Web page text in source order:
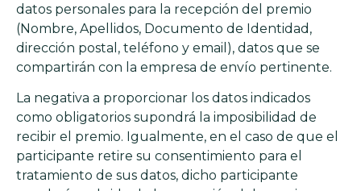
datos personales para la recepción del premio
(Nombre, Apellidos, Documento de Identidad,
dirección postal, teléfono y email), datos que se
compartirán con la empresa de envío pertinente.
La negativa a proporcionar los datos indicados
como obligatorios supondrá la imposibilidad de
recibir el premio. Igualmente, en el caso de que el
participante retire su consentimiento para el
tratamiento de sus datos, dicho participante